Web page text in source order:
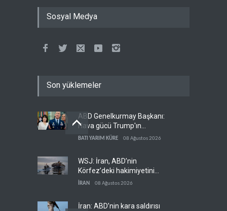
Sosyal Medya
Son yüklemeler
ABD Genelkurmay Başkanı:
Hava gücü Trump'ın
hedeflerine yetmez
BATI YARIM KÜRE 08 Ağustos 2026
WSJ: İran, ABD’nin
Körfez’deki hakimiyetini
sona erdiriyor
İRAN 08 Ağustos 2026
İran: ABD’nin kara saldırısı